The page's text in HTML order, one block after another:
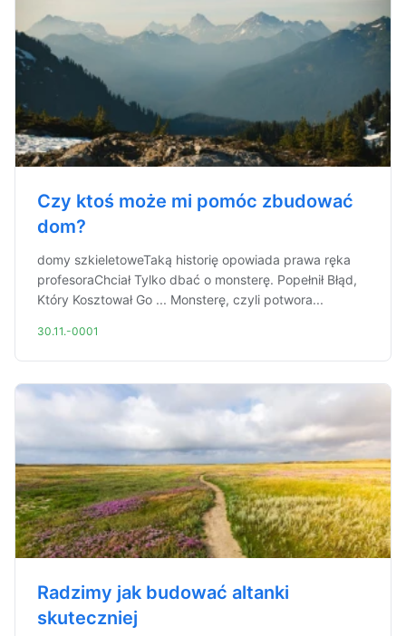
Czy ktoś może mi pomóc zbudować
dom?
domy szkieletoweTaką historię opowiada prawa ręka
profesoraChciał Tylko dbać o monsterę. Popełnił Błąd,
Który Kosztował Go ... Monsterę, czyli potwora...
30.11.-0001
Radzimy jak budować altanki
skuteczniej